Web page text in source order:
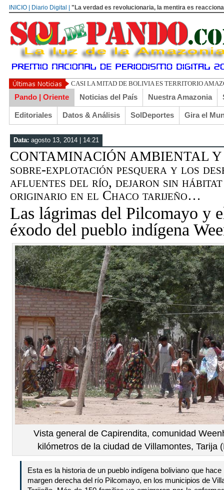
INICIO | Diario Digital | "La verdad es revolucionaria, la mentira es
UN LIBERTARIO LLAMADO EL TURI TOR
Pando | Oriente Noticias del País Nuestra Amazonia
Editoriales Datos & Análisis SolDeportes Gira el
Data: agosto 13, 2014 | 14:21
CONTAMINACIÓN AMBIENTAL
sobre-explotación pesquera y los
afluentes del río, dejaron sin
originario en el Chaco tarijeño…
Las lágrimas del Pilcomayo y
éxodo del pueblo indígena
Vista general de Capirendita, comunidad
kilómetros de la ciudad de Villamontes, Tarija
Esta es la historia de un pueblo indígena boliviano que
margen derecha del río Pilcomayo, en los municipios de